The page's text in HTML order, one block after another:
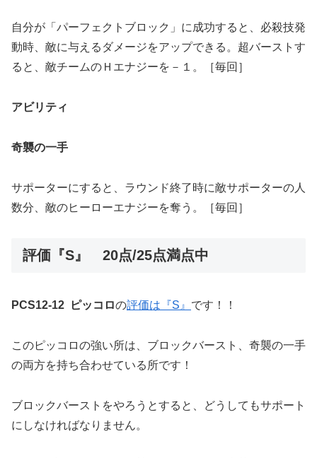
自分が「パーフェクトブロック」に成功すると、必殺技発
動時、敵に与えるダメージをアップできる。超バーストす
ると、敵チームのＨエナジーを－１。［毎回］
アビリティ
奇襲の一手
サポーターにすると、ラウンド終了時に敵サポーターの人
数分、敵のヒーローエナジーを奪う。［毎回］
評価『S』 20点/25点満点中
PCS12-12 ピッコロの評価は『S』 です！！
このピッコロの強い所は、ブロックバースト、奇襲の一手
の両方を持ち合わせている所です！
ブロックバーストをやろうとすると、どうしてもサポート
にしなければなりません。